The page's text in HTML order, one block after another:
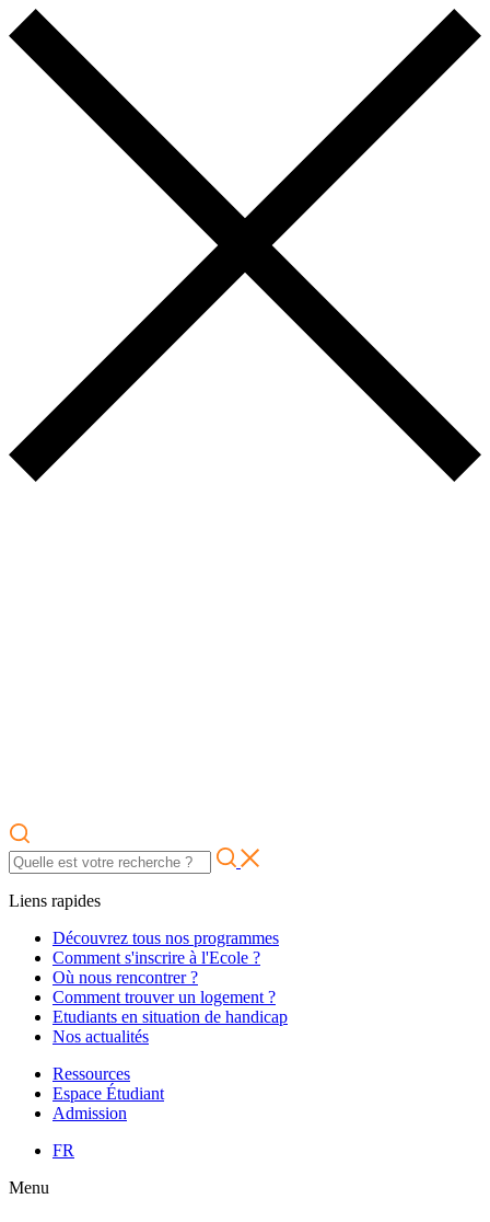
Liens rapides
Découvrez tous nos programmes
Comment s'inscrire à l'Ecole ?
Où nous rencontrer ?
Comment trouver un logement ?
Etudiants en situation de handicap
Nos actualités
Ressources
Espace Étudiant
Admission
FR
Menu